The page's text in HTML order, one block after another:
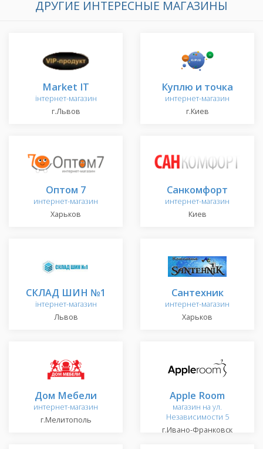
ДРУГИЕ ИНТЕРЕСНЫЕ МАГАЗИНЫ
Market IT
інтернет-магазин
г.Львов
Куплю и точка
интернет-магазин
г.Киев
Оптом 7
интернет-магазин
Харьков
Санкомфорт
интернет-магазин
Киев
СКЛАД ШИН №1
інтернет-магазин
Львов
Сантехник
интернет-магазин
Харьков
Дом Мебели
интернет-магазин
г.Мелитополь
Apple Room
магазин на ул.
Независимости 5
г.Ивано-Франковск